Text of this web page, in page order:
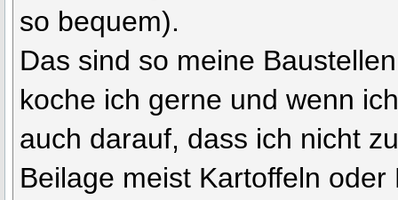
so bequem).
Das sind so meine
koche ich gerne und wenn
auch darauf, dass ich nicht
Beilage meist Kartoffeln oder